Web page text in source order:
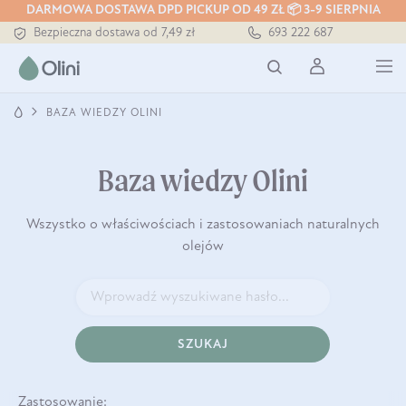
DARMOWA DOSTAWA DPD PICKUP OD 49 ZŁ 📦 3-9 SIERPNIA
Bezpieczna dostawa od 7,49 zł
Darmowa dostawa od 199 zł
Tłoczony zawsze na zimno
693 222 687
BAZA WIEDZY OLINI
Baza wiedzy Olini
Wszystko o właściwościach i zastosowaniach naturalnych
olejów
SZUKAJ
Zastosowanie: